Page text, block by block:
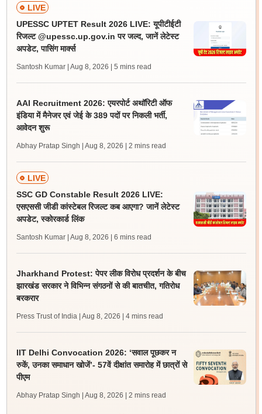
LIVE
UPESSC UPTET Result 2026 LIVE: यूपीटीईटी
रिजल्ट @upessc.up.gov.in पर जल्द, जानें लेटेस्ट
अपडेट, पासिंग मार्क्स
Santosh Kumar | Aug 8, 2026 | 5 mins read
AAI Recruitment 2026: एयरपोर्ट अथॉरिटी ऑफ
इंडिया में मैनेजर एवं जेई के 389 पदों पर निकली भर्ती,
आवेदन शुरू
Abhay Pratap Singh | Aug 8, 2026 | 2 mins read
LIVE
SSC GD Constable Result 2026 LIVE:
एसएससी जीडी कांस्टेबल रिजल्ट कब आएगा? जानें लेटेस्ट
अपडेट, स्कोरकार्ड लिंक
Santosh Kumar | Aug 8, 2026 | 6 mins read
Jharkhand Protest: पेपर लीक विरोध प्रदर्शन के बीच
झारखंड सरकार ने विभिन्न संगठनों से की बातचीत, गतिरोध
बरकरार
Press Trust of India | Aug 8, 2026 | 4 mins read
IIT Delhi Convocation 2026: ‘सवाल पूछकर न
रुकें, उनका समाधान खोजें’- 57वें दीक्षांत समारोह में छात्रों से
पीएम
Abhay Pratap Singh | Aug 8, 2026 | 2 mins read